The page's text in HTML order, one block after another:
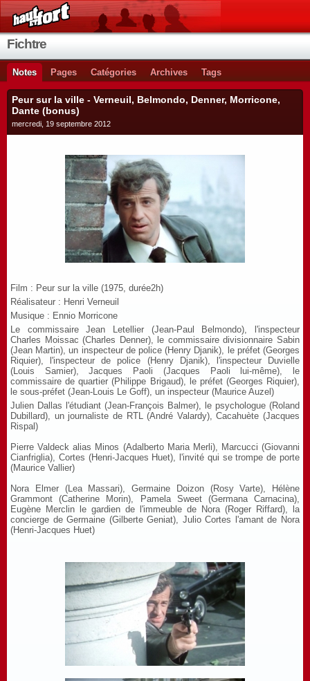
Fichtre
Notes Pages Catégories Archives Tags
Peur sur la ville - Verneuil, Belmondo, Denner, Morricone,
Dante (bonus)
mercredi, 19 septembre 2012
Film : Peur sur la ville (1975, durée2h)
Réalisateur : Henri Verneuil
Musique : Ennio Morricone
Le commissaire Jean Letellier (Jean-Paul Belmondo), l'inspecteur
Charles Moissac (Charles Denner), le commissaire divisionnaire Sabin
(Jean Martin),un inspecteur de police (Henry Djanik), le préfet (Georges
Riquier), l'inspecteur de police (Henry Djanik), l'inspecteur Duvielle
(Louis Samier), Jacques Paoli (Jacques Paoli lui-même), le
commissaire de quartier (Philippe Brigaud), le préfet (Georges Riquier),
le sous-préfet (Jean-Louis Le Goff), un inspecteur (Maurice Auzel)
Julien Dallas l'étudiant (Jean-François Balmer), le psychologue (Roland
Dubillard), un journaliste de RTL (André Valardy), Cacahuète (Jacques
Rispal)
Pierre Valdeck alias Minos (Adalberto Maria Merli), Marcucci (Giovanni
Cianfriglia), Cortes (Henri-Jacques Huet), l'invité qui se trompe de porte
(Maurice Vallier)
Nora Elmer(Lea Massari), Germaine Doizon(Rosy Varte),
Hélène
Grammont (Catherine Morin), Pamela Sweet(Germana Carnacina),
Eugène Merclin le gardien de l'immeuble de Nora (Roger Riffard),
la
concierge de Germaine (Gilberte Geniat), Julio Cortes l'amant de Nora
(Henri-Jacques Huet)